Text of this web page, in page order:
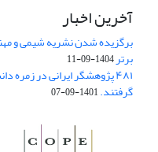
آخرین اخبار
برگزیده شدن نشریه شیمی و
برتر1404-09-11
۴۸۱ پژوهشگر ایرانی در
گرفتند.1401-09-07